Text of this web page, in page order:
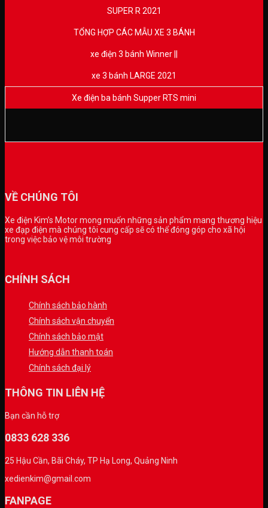
SUPER R 2021
TỔNG HỢP CÁC MẪU XE 3 BÁNH
xe điện 3 bánh Winner ||
xe 3 bánh LARGE 2021
Xe điện ba bánh Supper RTS mini
VỀ CHÚNG TÔI
Xe điện Kim’s Motor mong muốn những sản phẩm mang thương hiệu
xe đạp điện mà chúng tôi cung cấp sẽ có thể đóng góp cho xã hội
trong việc bảo vệ môi trường
CHÍNH SÁCH
Chính sách bảo hành
Chính sách vận chuyển
Chính sách bảo mật
Hướng dẫn thanh toán
Chính sách đại lý
THÔNG TIN LIÊN HỆ
Bạn cần hỗ trợ
0833 628 336
25 Hậu Cần, Bãi Cháy, TP Hạ Long, Quảng Ninh
xedienkim@gmail.com
FANPAGE